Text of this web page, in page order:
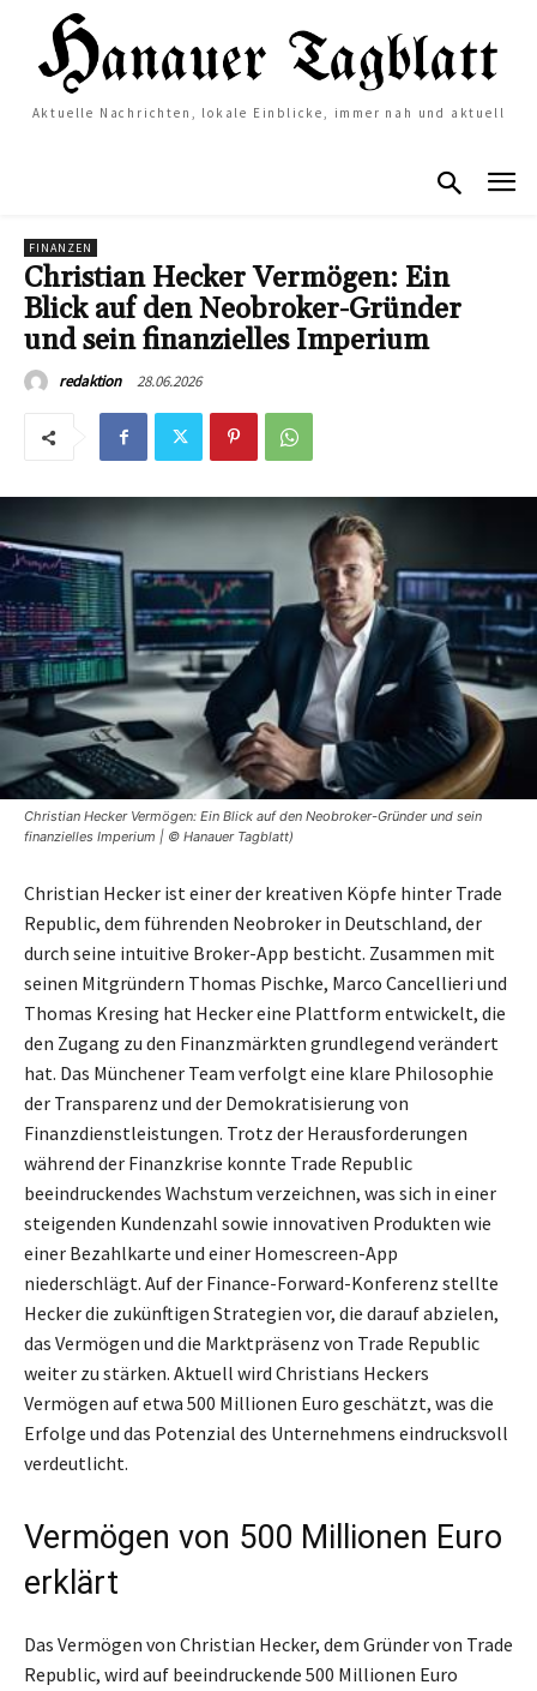
Aktuelle Nachrichten, lokale Einblicke, immer nah und aktuell
FINANZEN
Christian Hecker Vermögen: Ein
Blick auf den Neobroker-Gründer
und sein finanzielles Imperium
redaktion 28.06.2026
Christian Hecker Vermögen: Ein Blick auf den Neobroker-Gründer und sein
finanzielles Imperium | © Hanauer Tagblatt)
Christian Hecker ist einer der kreativen Köpfe hinter Trade
Republic, dem führenden Neobroker in Deutschland, der
durch seine intuitive Broker-App besticht. Zusammen mit
seinen Mitgründern Thomas Pischke, Marco Cancellieri und
Thomas Kresing hat Hecker eine Plattform entwickelt, die
den Zugang zu den Finanzmärkten grundlegend verändert
hat. Das Münchener Team verfolgt eine klare Philosophie
der Transparenz und der Demokratisierung von
Finanzdienstleistungen. Trotz der Herausforderungen
während der Finanzkrise konnte Trade Republic
beeindruckendes Wachstum verzeichnen, was sich in einer
steigenden Kundenzahl sowie innovativen Produkten wie
einer Bezahlkarte und einer Homescreen-App
niederschlägt. Auf der Finance-Forward-Konferenz stellte
Hecker die zukünftigen Strategien vor, die darauf abzielen,
das Vermögen und die Marktpräsenz von Trade Republic
weiter zu stärken. Aktuell wird Christians Heckers
Vermögen auf etwa 500 Millionen Euro geschätzt, was die
Erfolge und das Potenzial des Unternehmens eindrucksvoll
verdeutlicht.
Vermögen von 500 Millionen Euro
erklärt
Das Vermögen von Christian Hecker, dem Gründer von Trade
Republic, wird auf beeindruckende 500 Millionen Euro